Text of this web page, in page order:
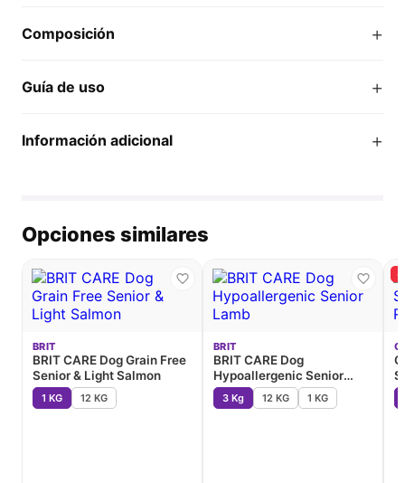
Composición +
Guía de uso +
Información adicional +
Opciones similares
BRIT
BRIT CARE Dog Grain Free
Senior & Light Salmon
1 KG 12 KG
BRIT
BRIT CARE Dog
Hypoallergenic Senior
Lamb
3 Kg 12 KG 1 KG
-